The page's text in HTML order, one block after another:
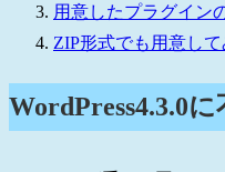
用意したプラグイン
ZIP形式でも用意し
WordPress4.3.0